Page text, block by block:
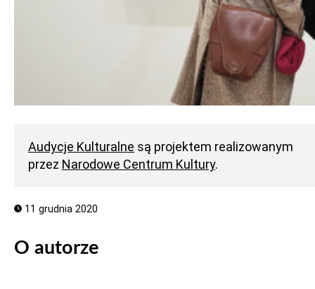
Audycje Kulturalne są projektem realizowanym
przez Narodowe Centrum Kultury.
11 grudnia 2020
O autorze